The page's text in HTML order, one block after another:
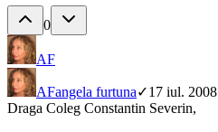
0
AF
AFangela furtuna✓17 iul. 2008
Draga Coleg Constantin Severin,